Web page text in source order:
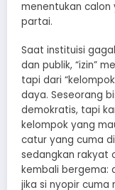
menentukan calon
partai.
Saat instituisi
dan publik, “izin”
tapi dari
daya. Seseorang
demokratis, tapi
kelompok yang
catur yang cuma
sedangkan rakyat
kembali bergema:
jika si nyopir cuma